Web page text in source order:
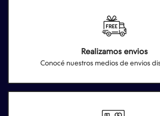
Realizamos envios
Conocé nuestros medios de envios